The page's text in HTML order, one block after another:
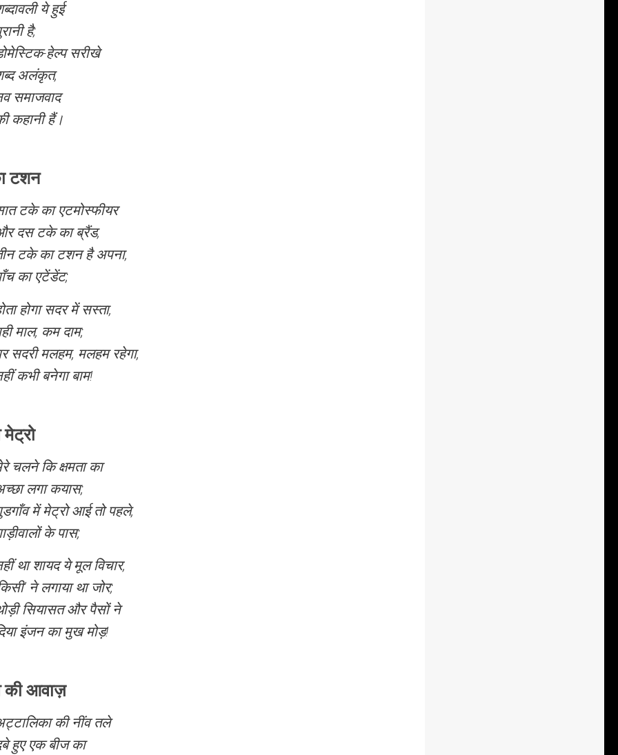
ये हुई
है;
हेल्प सरीखे
अलंकृत,
समाजवाद
कहानी हैं।
टशन
टके का एटमोस्फीयर
दस टके का ब्रैंड,
टके का टशन है अपना,
का एटेंडेंट;
होगा सदर में सस्ता,
माल, कम दाम;
सदरी मलहम, मलहम रहेगा,
कभी बनेगा बाम!
चलने कि क्षमता का
लगा कयास;
में मेट्रो आई तो पहले,
के पास;
था शायद ये मूल विचार,
ने लगाया था जोर;
सियासत और पैसों ने
इंजन का मुख मोड़!
की आवाज़
की नींव तले
हुए एक बीज का